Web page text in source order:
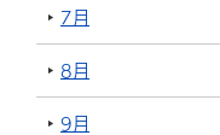
7月
8月
9月